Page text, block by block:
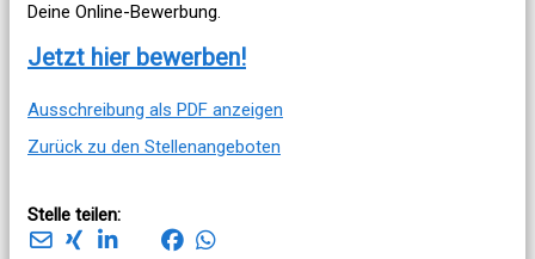
Deine Online-Bewerbung.
Jetzt hier bewerben!
Ausschreibung als PDF anzeigen
Zurück zu den Stellenangeboten
Stelle teilen: